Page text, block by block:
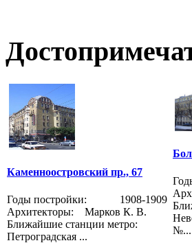
Каменноостровский пр., 67
Годы постройки: 1908-1909
Архитекторы: Марков К. В.
Ближайшие станции метро:
Петроградская ...
№...